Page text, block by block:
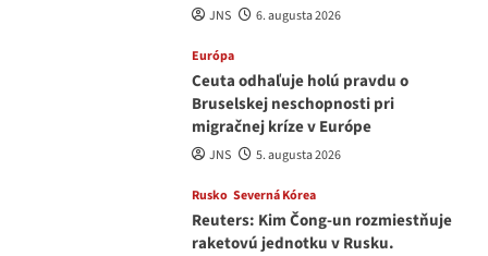
JNS 6. augusta 2026
Európa
Ceuta odhaľuje holú pravdu o
Bruselskej neschopnosti pri
migračnej kríze v Európe
JNS 5. augusta 2026
Rusko Severná Kórea
Reuters: Kim Čong-un rozmiestňuje
raketovú jednotku v Rusku.